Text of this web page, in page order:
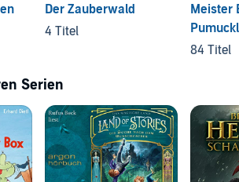
Der Zauberwald
4 Titel
Meister
Pumuckl
84 Titel
Serien